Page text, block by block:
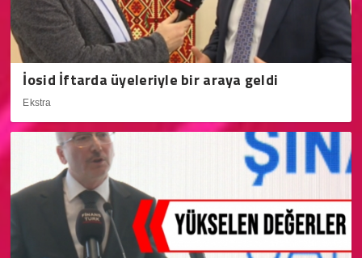
İosid İftarda üyeleriyle bir araya geldi
Ekstra